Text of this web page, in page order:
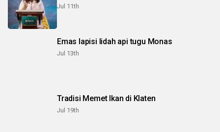
Jul 11th
Emas lapisi lidah api tugu Monas
Jul 13th
Tradisi Memet Ikan di Klaten
Jul 19th